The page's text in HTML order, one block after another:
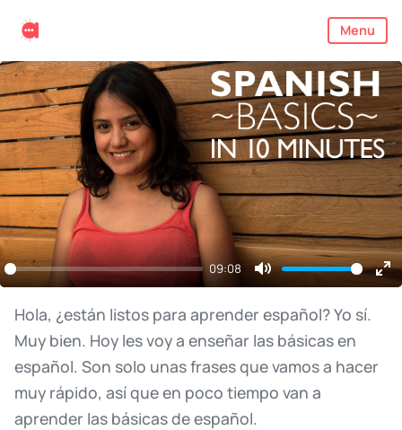
Menu
09:08
Mute
Hola, ¿están listos para aprender español?Yo sí.
Muy bien. Hoy lesvoya enseñar las básicasen
español. Son solo unasfrasesquevamosa hacer
muy rápido, asíqueen poco tiempo van a
aprender las básicasdeespañol.